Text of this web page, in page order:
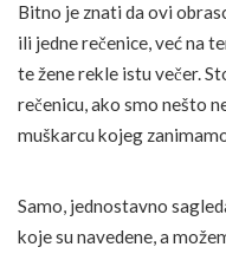
Bitno je znati da ovi
ili jedne rečenice, već na
te žene rekle istu večer.
rečenicu, ako smo nešto
muškarcu kojeg
Samo, jednostavno
koje su navedene, a